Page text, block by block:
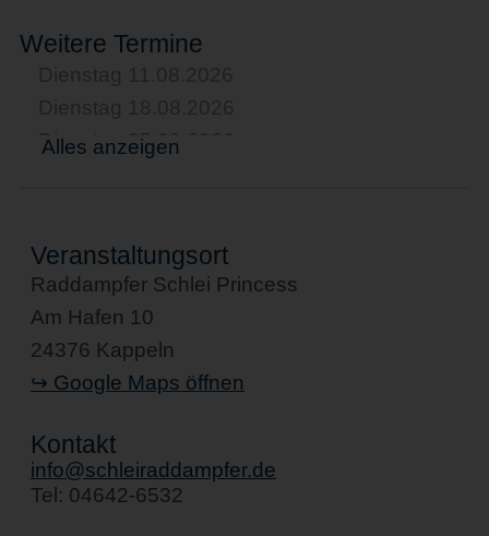
Weitere Termine
Dienstag 25.08.2026
Dienstag 22.09.2026
Dienstag 29.09.2026
Dienstag 06.10.2026
Dienstag 13.10.2026
Dienstag 20.10.2026
Dienstag 27.10.2026
Alles anzeigen
Veranstaltungsort
Raddampfer Schlei Princess
Am Hafen 10
24376 Kappeln
↪ Google Maps öffnen
Kontakt
info@schleiraddampfer.de
Tel: 04642-6532